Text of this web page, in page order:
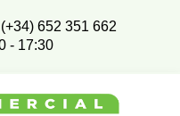
(+34) 652 351 662
- 17:30